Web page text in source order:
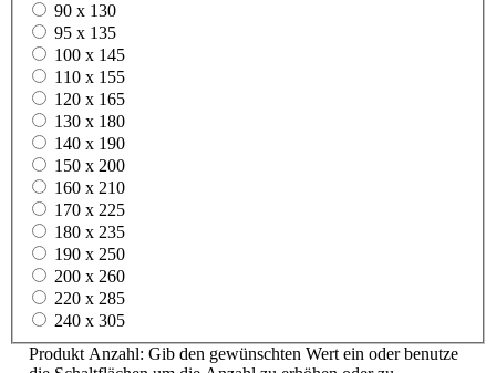
90 x 130
95 x 135
100 x 145
110 x 155
120 x 165
130 x 180
140 x 190
150 x 200
160 x 210
170 x 225
180 x 235
190 x 250
200 x 260
220 x 285
240 x 305
Produkt Anzahl: Gib den gewünschten Wert ein oder benutze